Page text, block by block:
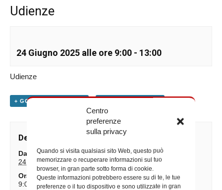
Centro
preferenze
sulla privacy
Quando si visita qualsiasi sito Web, questo può
memorizzare o recuperare informazioni sul tuo
browser, in gran parte sotto forma di cookie.
Queste informazioni potrebbero essere su di te, le tue
preferenze o il tuo dispositivo e sono utilizzate in gran
Udienze
24 Giugno 2025 alle ore 9:00 - 13:00
Udienze
+ GOOGLE CALENDAR
Dettagli
Data:
24 Giugno 2025
Ora:
9:00 - 13:00